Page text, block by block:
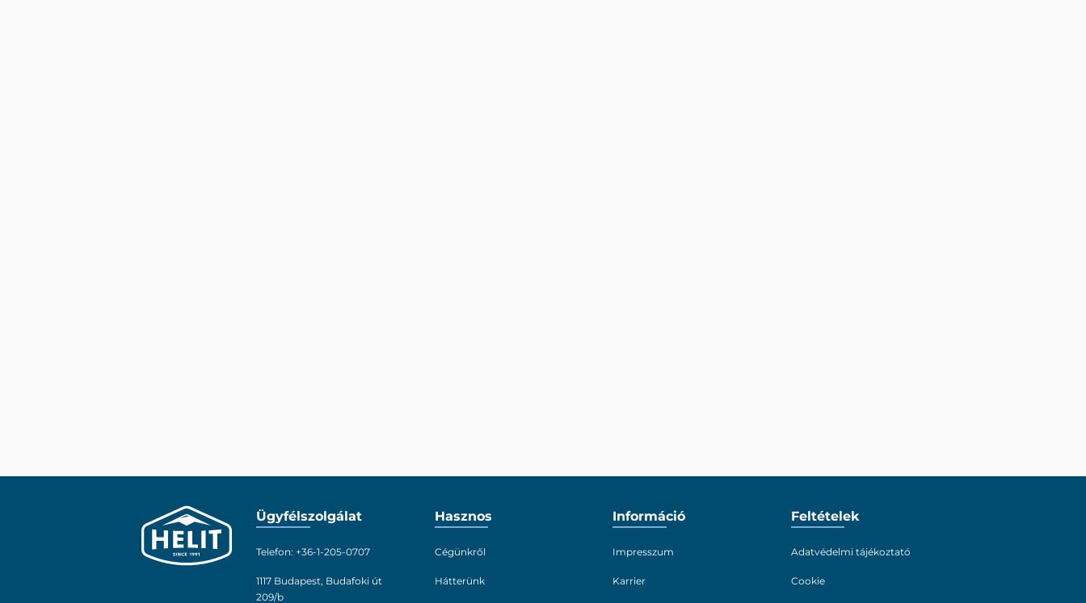
Ügyfélszolgálat
Telefon: +36-1-205-0707
1117 Budapest, Budafoki út
209/b
Hasznos
Cégünkről
Hátterünk
Információ
Impresszum
Karrier
Feltételek
Adatvédelmi tájékoztató
Cookie